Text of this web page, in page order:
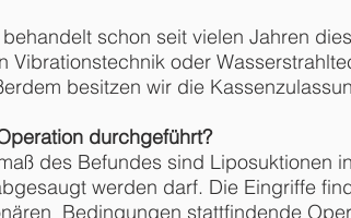
schon seit vielen Jahren
Vibrationstechnik oder
besitzen wir die
durchgeführt?
des Befundes sind Liposuktionen
werden darf. Die Eingriffe
Bedingungen stattfindende